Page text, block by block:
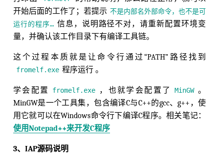
开始后面的工作了；若提示 不是内部名外部命令，也不是可
运行的程序… 信息，说明路径不对，请重新配置环境变
量，并确认该工作目录下有编译工具链。
这个过程本质就是让命令行通过“PATH”路径找到
fromelf.exe 程序运行 。
学会配置 fromelf.exe ，也就学会配置了 MinGW 。
MinGW是一个工具集，包含编译C与C++的gcc、g++，使
用它就可以在Windows命令行下编译C程序。相关笔记：
使用Notepad++来开发C程序
3、IAP源码说明